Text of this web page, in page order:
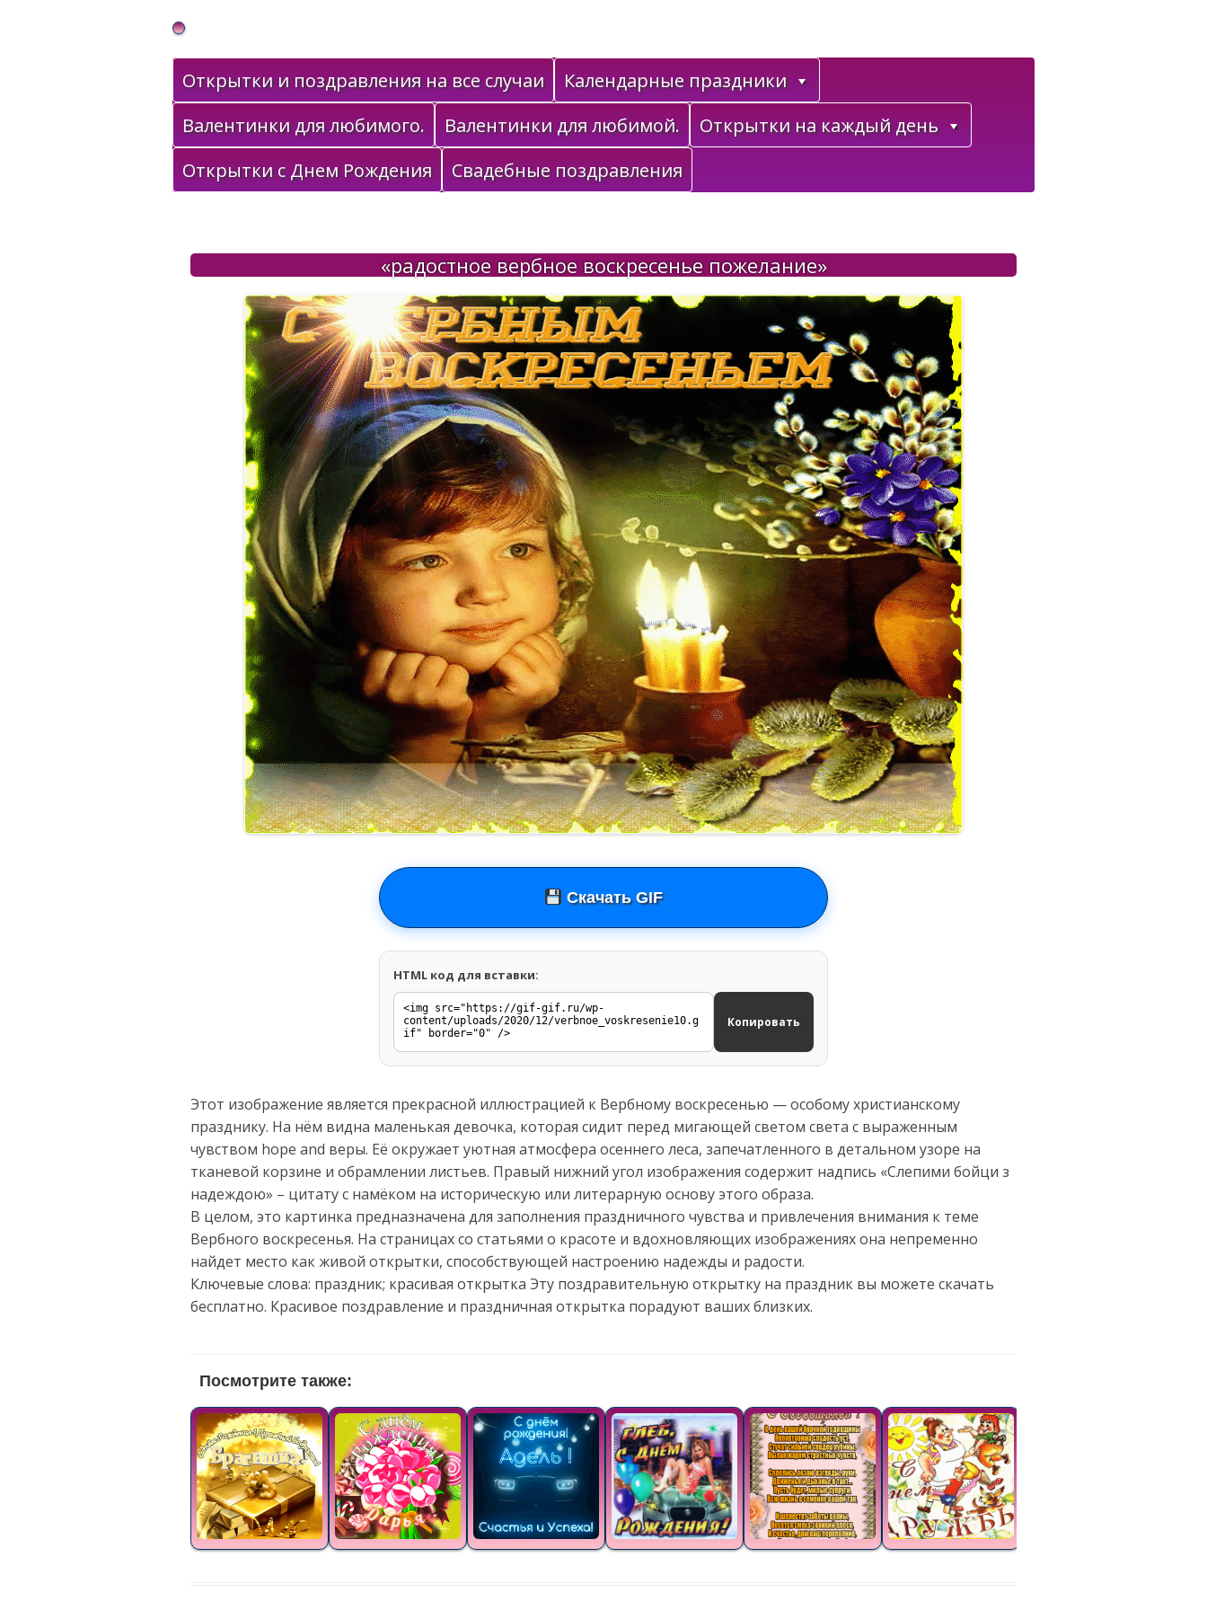
Gif Открытки в подарок
Открытки и поздравления на все случаи
Календарные праздники
Валентинки для любимого.
Валентинки для любимой.
Открытки на каждый день
Открытки с Днем Рождения
Свадебные поздравления
«радостное вербное воскресенье пожелание»
Скачать GIF
HTML код для вставки:
Копировать
Этот изображение является прекрасной иллюстрацией к Вербному воскресенью — особому христианскому
празднику. На нём видна маленькая девочка, которая сидит перед мигающей светом света с выраженным
чувством hope and веры. Её окружает уютная атмосфера осеннего леса, запечатленного в детальном узоре на
тканевой корзине и обрамлении листьев. Правый нижний угол изображения содержит надпись «Слепими бойци з
надеждою» – цитату с намёком на историческую или литерарную основу этого образа.
В целом, это картинка предназначена для заполнения праздничного чувства и привлечения внимания к теме
Вербного воскресенья. На страницах со статьями о красоте и вдохновляющих изображениях она непременно
найдет место как живой открытки, способствующей настроению надежды и радости.
Ключевые слова: праздник; красивая открытка Эту поздравительную открытку на праздник вы можете скачать
бесплатно. Красивое поздравление и праздничная открытка порадуют ваших близких.
Посмотрите также: